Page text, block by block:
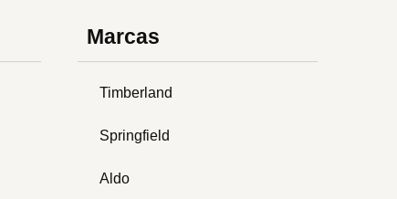
Marcas
Timberland
Springfield
Aldo